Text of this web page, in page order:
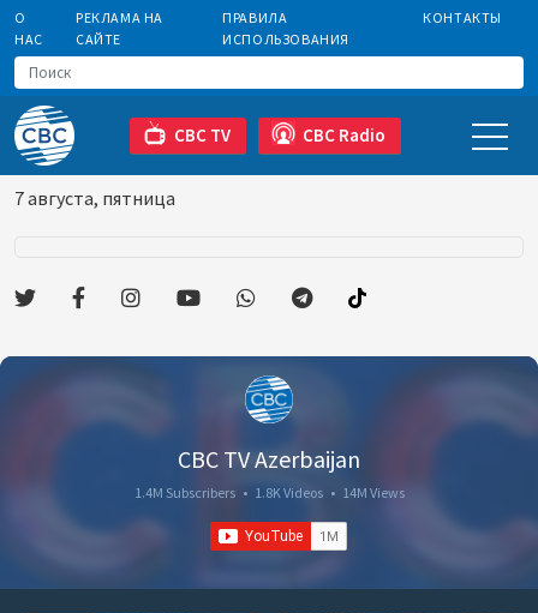
О
НАС
РЕКЛАМА НА
САЙТЕ
ПРАВИЛА
ИСПОЛЬЗОВАНИЯ
КОНТАКТЫ
CBC TV CBC Radio
7 августа, пятница
CBC TV Azerbaijan
1.4M Subscribers • 1.8K Videos • 14M Views